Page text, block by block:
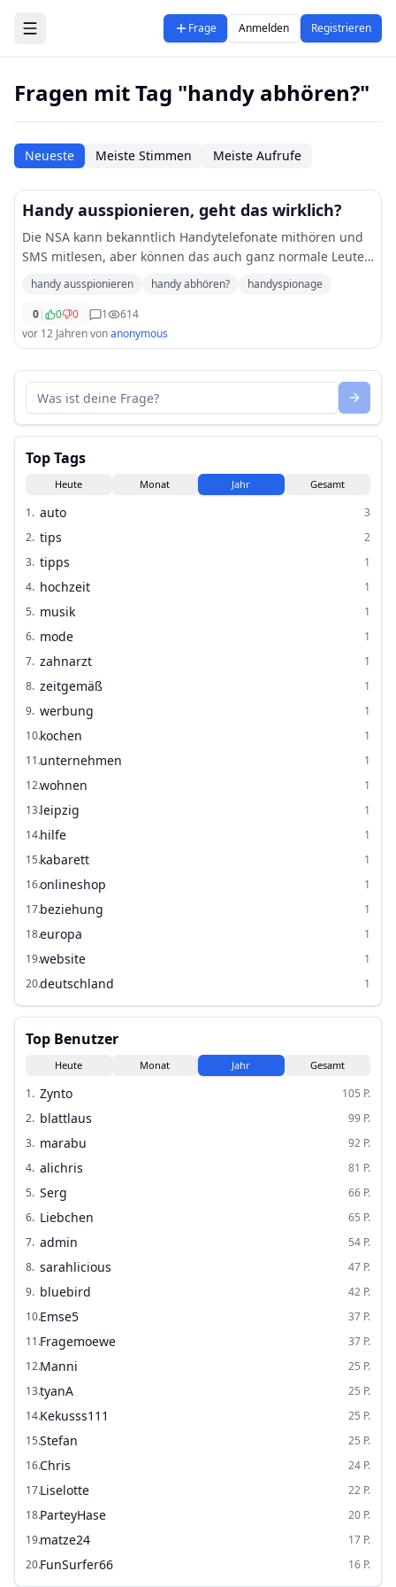
Zum Hauptinhalt springen
Frage Anmelden Registrieren
Fragen mit Tag "handy abhören?"
Neueste Meiste Stimmen Meiste Aufrufe
Handy ausspionieren, geht das wirklich?
Die NSA kann bekanntlich Handytelefonate mithören und
SMS mitlesen, aber können das auch ganz normale Leute?
Gibt es eine Spionagesoftware für Handys?
handy ausspionieren handy abhören?
handyspionage
0| 0 0 1
614
vor 12 Jahrenvonanonymous
Top Tags
Heute Monat Jahr Gesamt
1. auto
3
2. tips
2
3. tipps
1
4. hochzeit
1
5. musik
1
6. mode
1
7. zahnarzt
1
8. zeitgemäß
1
9. werbung
1
10.kochen
1
11.unternehmen
1
12.wohnen
1
13.leipzig
1
14.hilfe
1
15.kabarett
1
16.onlineshop
1
17.beziehung
1
18.europa
1
19.website
1
20.deutschland 1
Top Benutzer
Heute Monat Jahr Gesamt
1. Zynto 105 P.
2. blattlaus 99 P.
3. marabu 92 P.
4. alichris 81 P.
5. Serg 66 P.
6. Liebchen 65 P.
7. admin 54 P.
8. sarahlicious 47 P.
9. bluebird 42 P.
10.Emse5 37 P.
11.Fragemoewe 37 P.
12.Manni 25 P.
13.tyanA 25 P.
14.Kekusss111 25 P.
15.Stefan 25 P.
16.Chris 24 P.
17.Liselotte 22 P.
18.ParteyHase 20 P.
19.matze24 17 P.
20.FunSurfer66 16 P.